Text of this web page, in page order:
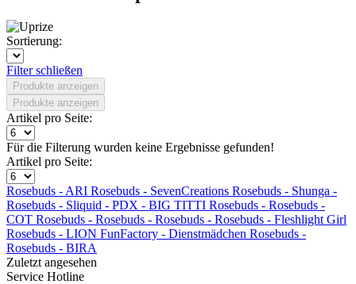
Sortierung:
Filter schließen
Produkte anzeigen
Produkte anzeigen
Artikel pro Seite:
Für die Filterung wurden keine Ergebnisse gefunden!
Artikel pro Seite:
Rosebuds - ARI Rosebuds - SevenCreations Rosebuds - Shunga -
Rosebuds - Sliquid - PDX - BIG TITTI Rosebuds - Rosebuds -
COT Rosebuds - Rosebuds - Rosebuds - Rosebuds - Fleshlight Girl
Rosebuds - LION FunFactory - Dienstmädchen Rosebuds -
Rosebuds - BIRA
Zuletzt angesehen
Service Hotline